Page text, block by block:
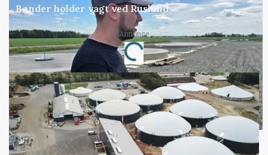
Bønder holder vagt ved Rusland
Annonce
Loading...